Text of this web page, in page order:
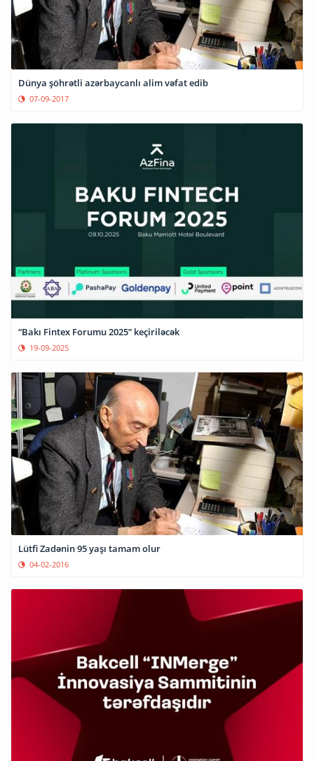
Dünya şöhrətli azərbaycanlı alim vəfat edib
07-09-2017
“Bakı Fintex Forumu 2025” keçiriləcək
19-09-2025
Lütfi Zadənin 95 yaşı tamam olur
04-02-2016